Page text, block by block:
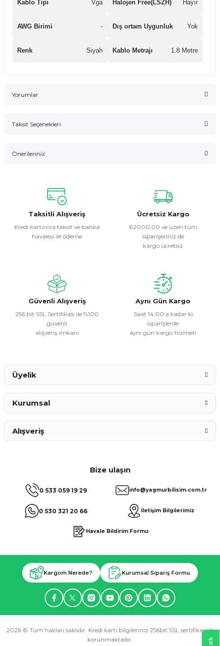
Kablo Tipi Vga Halojen Free(LSZH) Hayır
AWG Birimi - Dış ortam Uygunluk Yok
Renk Siyah Kablo Metrajı 1.8 Metre
Yorumlar
Taksit Seçenekleri
Önerileriniz
konularda yetersiz gördüğünüz noktaları öneri formunu
kullanarak tarafımıza iletebilirsiniz.
Görüş ve önerileriniz için teşekkür ederiz.
Ürün resmi kalitesiz, bozuk veya görüntülenemiyor.
Ürün fiyatı diğer sitelerden daha pahalı.
Bu ürüne benzer farklı alternatifler olmalı.
Taksitli Alışveriş
Kredi kartınıza taksit ve banka
havalesi ile ödeme
Ücretsiz Kargo
₺2000,00 ve üzeri tüm
siparişeriniz de
kargo ücretsiz
Güvenli Alışveriş
256 bit SSL Sertifikası ile %100
güvenli
alışveriş imkanı
Aynı Gün Kargo
Saat 14:00’a kadar ki
siparişlerde
aynı gün kargo hizmeti
Bize ulaşın
0 533 059 19 29
0 530 321 20 66
info@yagmurbilisim.com.tr
İletişim Bilgilerimiz
Havale Bildirim Formu
Üyelik
Kurumsal
Alışveriş
Kargom Nerede? Kurumsal Sipariş Formu
2026 © Tüm hakları saklıdır. Kredi kartı bilgileriniz 256bit SSL sertifikası ile
korunmaktadır.